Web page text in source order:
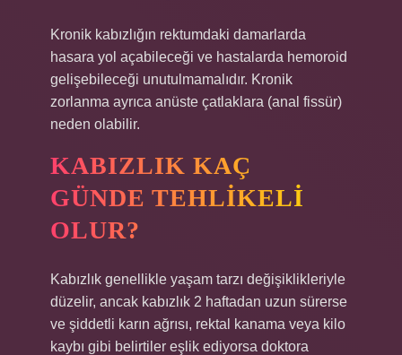
Kronik kabızlığın rektumdaki damarlarda
hasara yol açabileceği ve hastalarda hemoroid
gelişebileceği unutulmamalıdır. Kronik
zorlanma ayrıca anüste çatlaklara (anal fissür)
neden olabilir.
KABIZLIK KAÇ
GÜNDE TEHLIKELI
OLUR?
Kabızlık genellikle yaşam tarzı değişiklikleriyle
düzelir, ancak kabızlık 2 haftadan uzun sürerse
ve şiddetli karın ağrısı, rektal kanama veya kilo
kaybı gibi belirtiler eşlik ediyorsa doktora